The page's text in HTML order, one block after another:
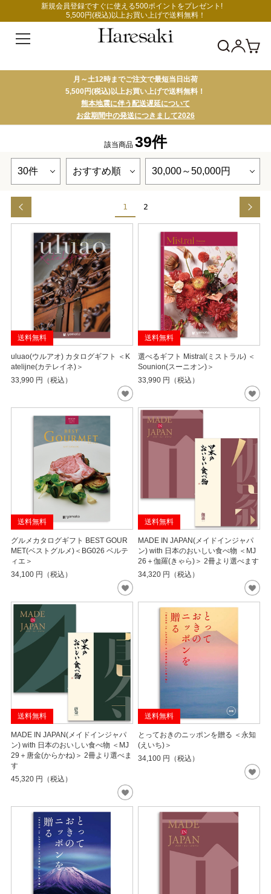
新規会員登録ですぐに使える500ポイントをプレゼント!
5,500円(税込)以上お買い上げで送料無料！
月～土12時までご注文で最短当日出荷
5,500円(税込)以上お買い上げで送料無料！
熊本地震に伴う配送遅延について
お盆期間中の発送につきまして2026
該当商品 39件
1 2
送料無料
uluao(ウルアオ) カタログギフト ＜K
atelijne(カテレイネ)＞
33,990 円（税込）
送料無料
選べるギフト Mistral(ミストラル) ＜
Sounion(スーニオン)＞
33,990 円（税込）
送料無料
グルメカタログギフト BEST GOUR
MET(ベストグルメ)＜BG026 ベルテ
ィエ＞
34,100 円（税込）
送料無料
MADE IN JAPAN(メイドインジャパ
ン) with 日本のおいしい食べ物 ＜MJ
26＋伽羅(きゃら)＞ 2冊より選べます
34,320 円（税込）
送料無料
MADE IN JAPAN(メイドインジャパ
ン) with 日本のおいしい食べ物 ＜MJ
29＋唐金(からかね)＞ 2冊より選べま
す
45,320 円（税込）
送料無料
とっておきのニッポンを贈る ＜永知
(えいち)＞
34,100 円（税込）